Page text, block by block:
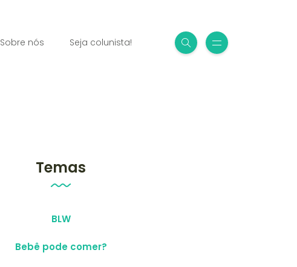
Sobre nós Seja colunista!
Temas
BLW
Bebê pode comer?